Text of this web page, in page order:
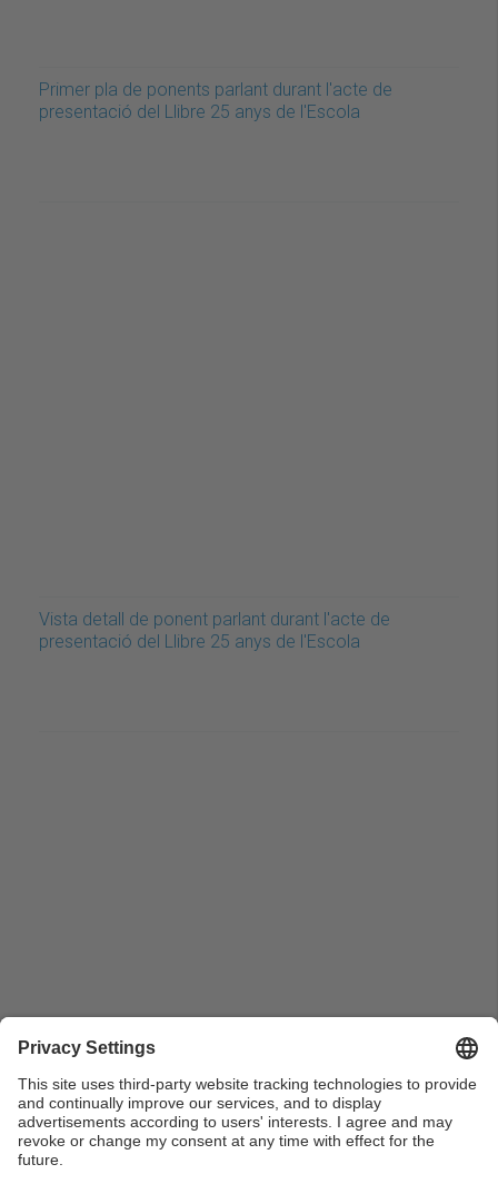
Primer pla de ponents parlant durant l'acte de
presentació del Llibre 25 anys de l'Escola
Vista detall de ponent parlant durant l'acte de
presentació del Llibre 25 anys de l'Escola
Primer pla d'un dels ponents de l'acte de presentació
del Llibre 25 anys de l'Escola